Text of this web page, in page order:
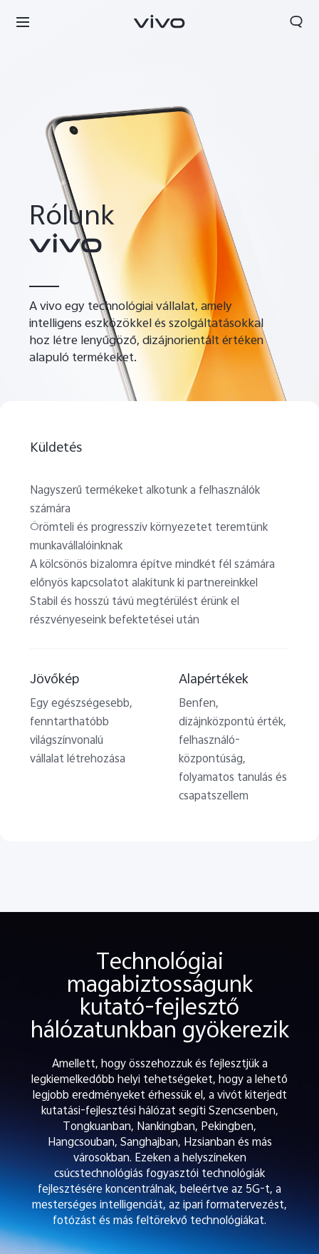
Hungary | Válasszon országot/régiót
Rólunk
A vivo egy technológiai vállalat, amely
intelligens eszközökkel és szolgáltatásokkal
hoz létre lenyűgöző, dizájnorientált értéken
alapuló termékeket.
Küldetés
Nagyszerű termékeket alkotunk a felhasználók
számára
Örömteli és progresszív környezetet teremtünk
munkavállalóinknak
A kölcsönös bizalomra építve mindkét fél számára
előnyös kapcsolatot alakítunk ki partnereinkkel
Stabil és hosszú távú megtérülést érünk el
részvényeseink befektetései után
Jövőkép
Egy egészségesebb,
fenntarthatóbb
világszínvonalú
vállalat létrehozása
Alapértékek
Benfen,
dizájnközpontú érték,
felhasználó-
központúság,
folyamatos tanulás és
csapatszellem
Technológiai
magabiztosságunk
kutató-fejlesztő
hálózatunkban gyökerezik
Amellett, hogy összehozzuk és fejlesztjük a
legkiemelkedőbb helyi tehetségeket, hogy a lehető
legjobb eredményeket érhessük el, a vivót kiterjedt
kutatási-fejlesztési hálózat segíti Szencsenben,
Tongkuanban, Nankingban, Pekingben,
Hangcsouban, Sanghajban, Hzsianban és más
városokban. Ezeken a helyszíneken
csúcstechnológiás fogyasztói technológiák
fejlesztésére koncentrálnak, beleértve az 5G-t, a
mesterséges intelligenciát, az ipari formatervezést,
fotózást és más feltörekvő technológiákat.